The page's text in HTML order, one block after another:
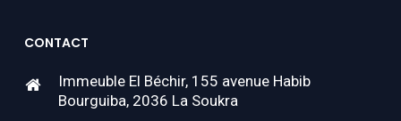
CONTACT
Immeuble El Béchir, 155 avenue Habib
Bourguiba, 2036 La Soukra